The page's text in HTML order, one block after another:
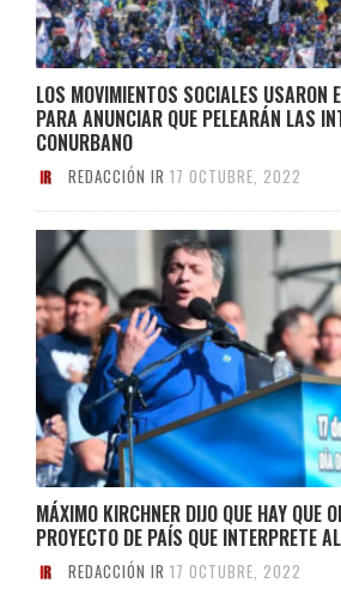
LOS MOVIMIENTOS SOCIALES USARON
PARA ANUNCIAR QUE PELEARÁN LAS
CONURBANO
REDACCIÓN IR 17 OCTUBRE, 2022
MÁXIMO KIRCHNER DIJO QUE HAY QUE
PROYECTO DE PAÍS QUE INTERPRETE
REDACCIÓN IR 17 OCTUBRE, 2022